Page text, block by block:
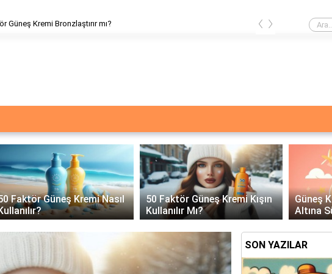
Güneş Kremi Var mı? 6 Aylık
‹ ›
Faktör Güneş Kremi Kışın
Mı?
Güneş Kremi Fondöten
Altına Sürülür Mü?
Güneş
Güneş Kremi
SON YAZILAR